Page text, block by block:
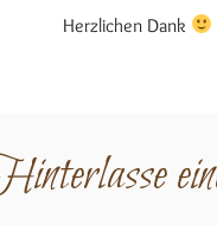
Herzlichen Dank